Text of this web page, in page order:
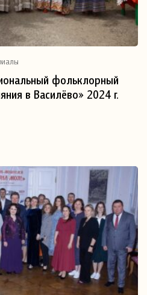
фольклорный
в Василёво» 2024 г.